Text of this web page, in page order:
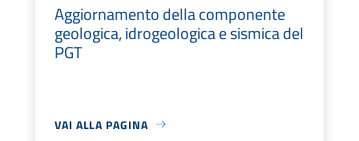
Aggiornamento della componente
geologica, idrogeologica e sismica del
PGT
VAI ALLA PAGINA